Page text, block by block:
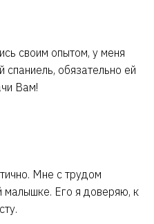
своим опытом, у меня
спаниель, обязательно ей
Вам!
Мне с трудом
малышке. Его я доверяю, к